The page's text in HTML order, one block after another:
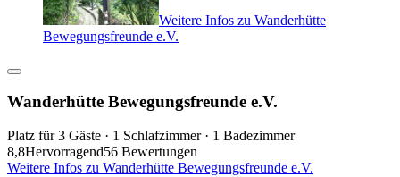
Weitere Infos zu Wanderhütte
Bewegungsfreunde e.V.
Wanderhütte Bewegungsfreunde e.V.
Platz für 3 Gäste · 1 Schlafzimmer · 1 Badezimmer
8,8Hervorragend56 Bewertungen
Weitere Infos zu Wanderhütte Bewegungsfreunde e.V.